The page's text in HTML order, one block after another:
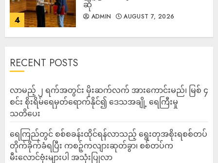
4
ဆို
ADMIN AUGUST 7, 2026
RECENT POSTS
လာမည့် ၂ ရက်အတွင်း မိုးဆက်လက် အားကောင်းမည်၊ မြစ် ၄
စင်း စိုးရိမ်ရေမှတ်ရောက်နိုင်၍ ဒေသအချို့ ရေကြီးမှု
သတိပေး
ရေကြည်တွင် စစ်စခန်းထိုင်ရန်လာသည့် ရွေးတုအစိုးရစစ်တပ်
တိုက်ခိုက်ခံရပြီး ကစဉ့်ကလျားဆုတ်ခွာ၊ စစ်တပ်က
မီးလောင်ဗုံးများပါ အသုံးပြုလာ